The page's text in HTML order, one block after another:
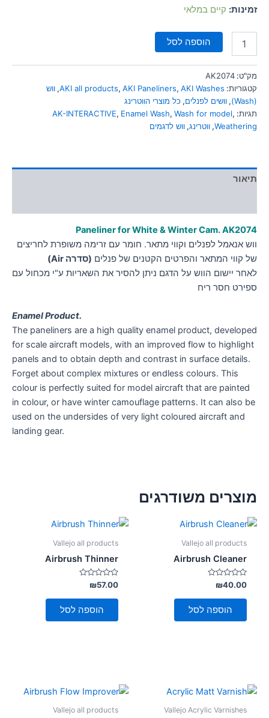
font_download סמן קישורים זמינות: קיים במלאי
הוספה לסל
מק"ט: AK2074
קטגוריות:
AKI all products, AKI Paneliners, AKI Washes
, ווש
(Wash)
, וושים לפנלים, כל מוצרי הווטרינג
תגיות:
AK-INTERACTIVE, Enamel Wash, Wash for model,
Weathering
, ווטרינג, ווש לדגמים
תיאור
Paneliner for White & Winter Cam. AK2074
ווש אנאמל לפנלים וקווי מתאר. חומר עם זרימה משופרת לחריצים
של קווי המתאר והפרטים הקטנים של פנלים (סדרה Air)
לאחר יישום הווש על הדגם ניתן להסיר את השאריות ע"י מכחול עם
ספירט חסר ריח
Enamel Product.
The paneliners are a high quality enamel product, developed
for scale aircraft models, with an improved flow to highlight
panels and to obtain depth and contrast in surface details.
Forget about complex mixtures or endless colours. This
colour is perfectly suited for model aircraft that are painted
in colour, or have winter camouflage patterns. It can also be
used on the undersides of very light coloured aircraft and
landing gear.
מוצרים משודרגים
Vallejo all products
Airbrush Cleaner
דורג
0
מתוך
₪40.00
הוספה לסל
Vallejo all products
Airbrush Thinner
דורג
0
מתוך
₪57.00
הוספה לסל
Vallejo Acrylic Varnishes
Vallejo all products